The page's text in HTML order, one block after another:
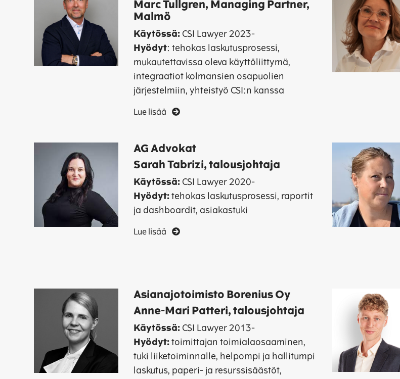
Marc Tullgren, Managing Partner,
Malmö
Käytössä: CSI Lawyer 2023-
Hyödyt: tehokas laskutusprosessi,
mukautettavissa oleva käyttöliittymä,
integraatiot kolmansien osapuolien
järjestelmiin, yhteistyö CSI:n kanssa
Lue lisää
AG Advokat
Sarah Tabrizi, talousjohtaja
Käytössä:CSI Lawyer2020-
Hyödyt:tehokas laskutusprosessi, raportit
ja dashboardit, asiakastuki
Lue lisää
Asianajotoimisto Borenius Oy
Anne-Mari Patteri, talousjohtaja
Käytössä:CSI Lawyer 2013-
Hyödyt:toimittajan toimialaosaaminen,
tuki liiketoiminnalle, helpompi ja hallitumpi
laskutus, paperi- ja resurssisäästöt,